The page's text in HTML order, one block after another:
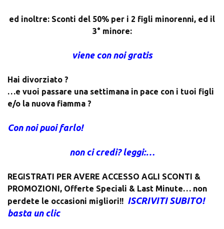
ed inoltre: Sconti del 50% per i 2 figli minorenni, ed il
3° minore:
viene con noi gratis
Hai divorziato ?
…e vuoi passare una settimana in pace con i tuoi figli
e/o la nuova fiamma ?
Con noi puoi farlo!
non ci credi? leggi:…
REGISTRATI PER AVERE ACCESSO AGLI SCONTI &
PROMOZIONI, Offerte Speciali & Last Minute… non
perdete le occasioni migliori!! ISCRIVITI SUBITO!
basta un clic